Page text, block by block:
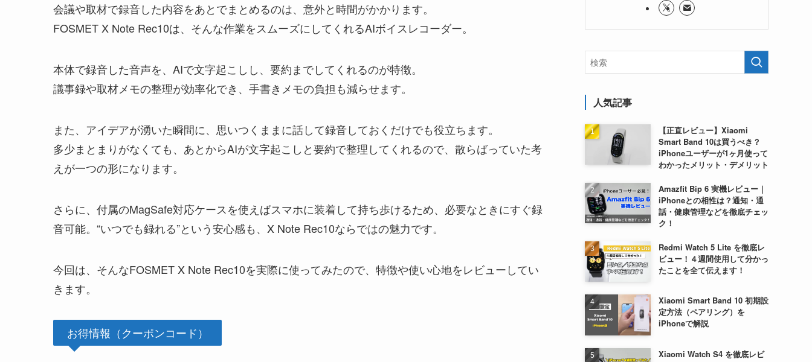
会議や取材で録音した内容をあとでまとめるのは、意外と時間がかかります。
FOSMET X Note Rec10は、そんな作業をスムーズにしてくれるAIボイスレコーダー。
本体で録音した音声を、AIで文字起こしし、要約までしてくれるのが特徴。
議事録や取材メモの整理が効率化でき、手書きメモの負担も減らせます。
また、アイデアが湧いた瞬間に、思いつくままに話して録音しておくだけでも役立ちます。
多少まとまりがなくても、あとからAIが文字起こしと要約で整理してくれるので、散らばっていた考
えが一つの形になります。
さらに、付属のMagSafe対応ケースを使えばスマホに装着して持ち歩けるため、必要なときにすぐ録
音可能。“いつでも録れる”という安心感も、X Note Rec10ならではの魅力です。
今回は、そんなFOSMET X Note Rec10を実際に使ってみたので、特徴や使い心地をレビューしてい
きます。
お得情報（クーポンコード）
人気記事
【正直レビュー】Xiaomi
Smart Band 10は買うべき？
iPhoneユーザーが1ヶ月使って
わかったメリット・デメリット
Amazfit Bip 6 実機レビュー｜
iPhoneとの相性は？通知・通
話・健康管理などを徹底チェッ
ク！
Redmi Watch 5 Lite を徹底レ
ビュー！４週間使用して分かっ
たことを全て伝えます！
Xiaomi Smart Band 10 初期設
定方法（ペアリング）を
iPhoneで解説
Xiaomi Watch S4 を徹底レビ